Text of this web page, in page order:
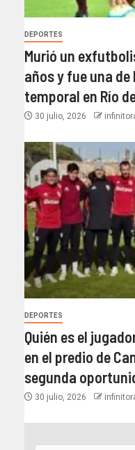
DEPORTES
Murió un
años y fue una
temporal en Río
30 julio, 2026
DEPORTES
Quién es el
en el predio de
segunda
30 julio, 2026